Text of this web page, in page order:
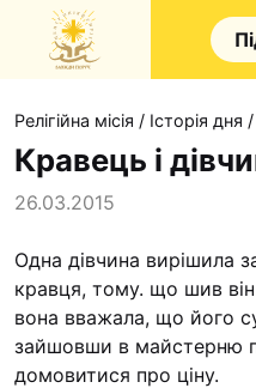
Релігійна місія / Історія дня /
Кравець і
26.03.2015
Одна дівчина вирішила
кравця, тому. що шив
вона вважала, що його
зайшовши в майстерню
домовитися про ціну.